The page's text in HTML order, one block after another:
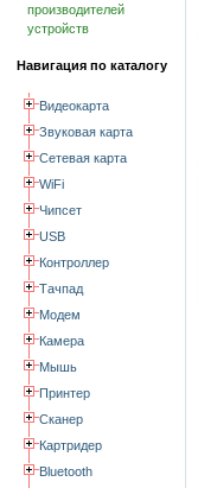
производителей
устройств
Навигация по каталогу
Видеокарта
Звуковая карта
Сетевая карта
WiFi
Чипсет
USB
Контроллер
Тачпад
Модем
Камера
Мышь
Принтер
Сканер
Картридер
Bluetooth